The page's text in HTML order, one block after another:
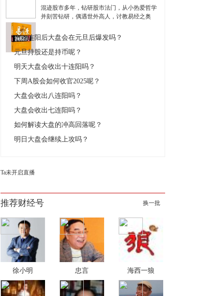
混迹股市多年，钻研股市法门，从小热爱哲学
并刻苦钻研，偶遇世外高人，讨教易经之奥
在实战运用中形成并创立了易经演股法。著有
《易经演股法》和《易经演股法之个股攻
略》。
十一连阳后大盘会在元旦后爆发吗？
元旦持股还是持币呢？
明天大盘会收出十连阳吗？
下周A股会如何收官2025呢？
大盘会收出八连阳吗？
大盘会收出七连阳吗？
如何解读大盘的冲高回落呢？
明日大盘会继续上攻吗？
Ta未开启直播
推荐财经号 换一批
徐小明 忠言 海西一狼